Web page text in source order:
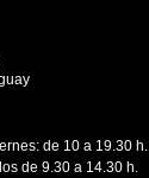
de 10 a 19.30 h.
de 9.30 a 14.30 h.